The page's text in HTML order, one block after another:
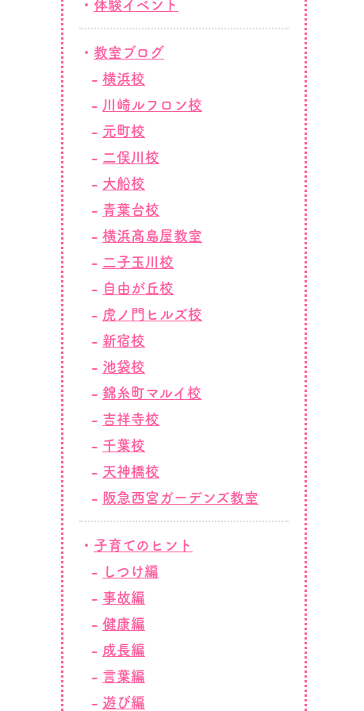
体験イベント
教室ブログ
横浜校
川崎ルフロン校
元町校
二俣川校
大船校
青葉台校
横浜髙島屋教室
二子玉川校
自由が丘校
虎ノ門ヒルズ校
新宿校
池袋校
錦糸町マルイ校
吉祥寺校
千葉校
天神橋校
阪急西宮ガーデンズ教室
子育てのヒント
しつけ編
事故編
健康編
成長編
言葉編
遊び編